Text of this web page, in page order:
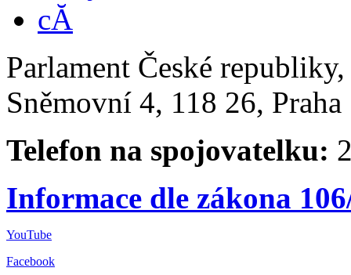
Parlament České
Sněmovní 4, 118 26,
Telefon na spojovatelku:
Informace dle zákona
YouTube
Facebook